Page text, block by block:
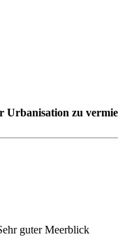
zu
guter Meerblick